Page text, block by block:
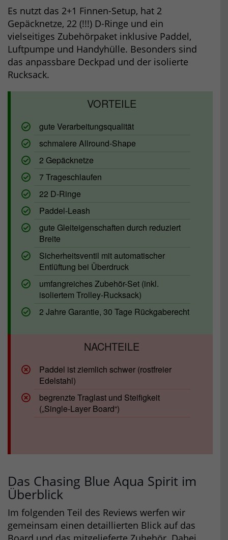
Es nutzt das 2+1 Finnen-Setup, hat 2
Gepäcknetze, 22 (!!!) D-Ringe und ein
vielseitiges Zubehörpaket inklusive Paddel,
Luftpumpe und Handyhülle. Besonders sind
das anpassbare Deckpad und der isolierte
Rucksack.
gute Verarbeitungsqualität
schmalere Allround-Shape
2 Gepäcknetze
7 Trageschlaufen
22 D-Ringe
Paddel-Leash
gute Gleiteigenschaften durch reduziert
Breite
Sicherheitsventil mit automatischer
Entlüftung bei Überdruck
umfangreiches Zubehör-Set (inkl.
isoliertem Trolley-Rucksack)
2 Jahre Garantie, 30 Tage Rückgaberecht
Paddel ist ziemlich schwer (rostfreier
Edelstahl)
begrenzte Traglast und Steifigkeit
(„Single-Layer Board“)
Das Chasing Blue Aqua Spirit im
Überblick
Im folgenden Teil des Reviews werfen wir
gemeinsam einen detaillierten Blick auf das